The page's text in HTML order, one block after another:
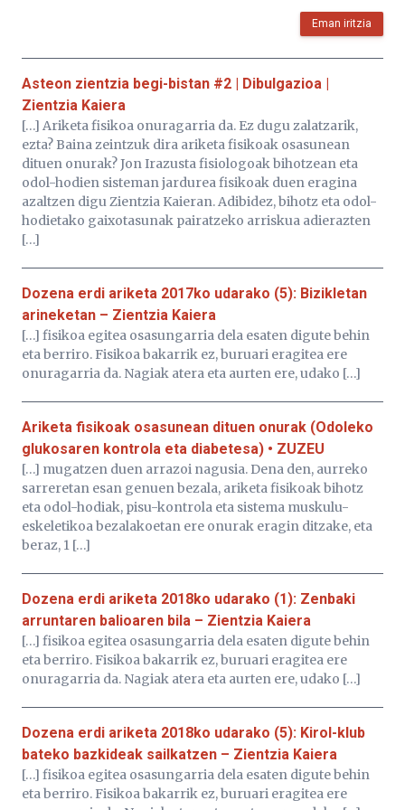
Eman iritzia
Asteon zientzia begi-bistan #2 | Dibulgazioa |
Zientzia Kaiera
[…] Ariketa fisikoa onuragarria da. Ez dugu zalatzarik,
ezta? Baina zeintzuk dira ariketa fisikoak osasunean
dituen onurak? Jon Irazusta fisiologoak bihotzean eta
odol-hodien sisteman jardurea fisikoak duen eragina
azaltzen digu Zientzia Kaieran. Adibidez, bihotz eta odol-
hodietako gaixotasunak pairatzeko arriskua adierazten
[…]
Dozena erdi ariketa 2017ko udarako (5): Bizikletan
arineketan – Zientzia Kaiera
[…] fisikoa egitea osasungarria dela esaten digute behin
eta berriro. Fisikoa bakarrik ez, buruari eragitea ere
onuragarria da. Nagiak atera eta aurten ere, udako […]
Ariketa fisikoak osasunean dituen onurak (Odoleko
glukosaren kontrola eta diabetesa) • ZUZEU
[…] mugatzen duen arrazoi nagusia. Dena den, aurreko
sarreretan esan genuen bezala, ariketa fisikoak bihotz
eta odol-hodiak, pisu-kontrola eta sistema muskulu-
eskeletikoa bezalakoetan ere onurak eragin ditzake, eta
beraz, 1 […]
Dozena erdi ariketa 2018ko udarako (1): Zenbaki
arruntaren balioaren bila – Zientzia Kaiera
[…] fisikoa egitea osasungarria dela esaten digute behin
eta berriro. Fisikoa bakarrik ez, buruari eragitea ere
onuragarria da. Nagiak atera eta aurten ere, udako […]
Dozena erdi ariketa 2018ko udarako (5): Kirol-klub
bateko bazkideak sailkatzen – Zientzia Kaiera
[…] fisikoa egitea osasungarria dela esaten digute behin
eta berriro. Fisikoa bakarrik ez, buruari eragitea ere